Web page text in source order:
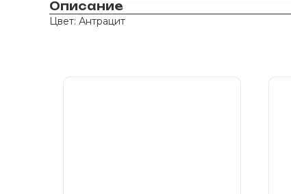
Описание
Цвет: Антрацит